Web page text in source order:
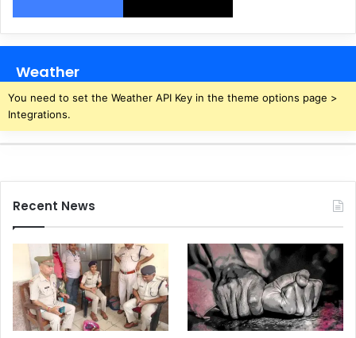
Weather
You need to set the Weather API Key in the theme options page >
Integrations.
Recent News